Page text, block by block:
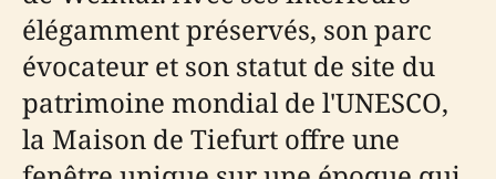
élégamment préservés, son parc
évocateur et son statut de site du
patrimoine mondial de l'UNESCO,
la Maison de Tiefurt offre une